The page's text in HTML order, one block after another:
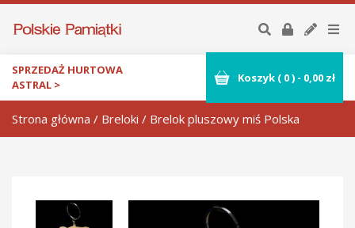
SPRZEDAŻ HURTOWA
ASTRAL >
Koszyk ( 0) - 0,00 zł
Strona główna / Breloki / Brelok pluszowy miś Polska